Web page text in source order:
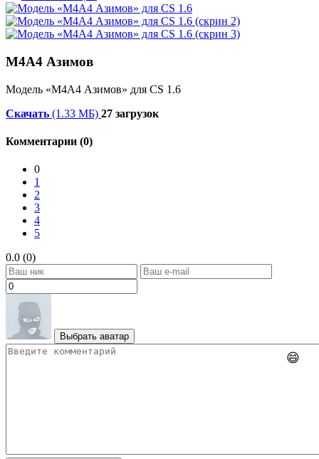
М4А4 Азимов
Модель «М4А4 Азимов» для CS 1.6
Скачать (1.33 МБ) 27 загрузок
Комментарии (0)
0
1
2
3
4
5
0.0 (0)
Выбрать аватар
😄